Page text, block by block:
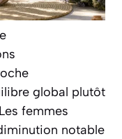
global plutôt
femmes
notable